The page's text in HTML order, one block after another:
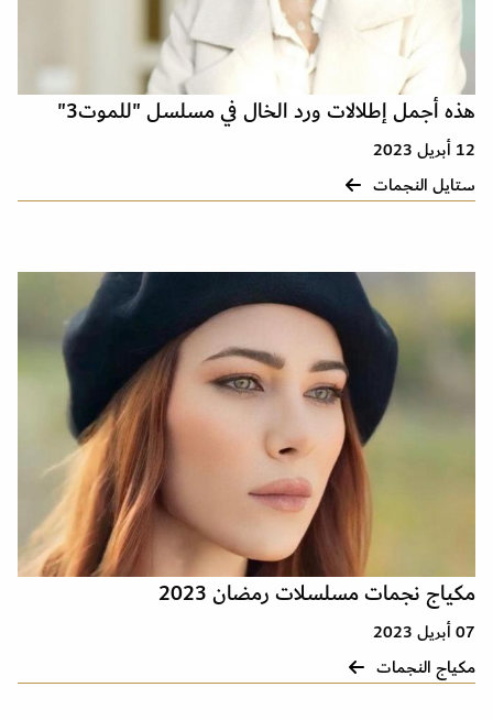
هذه أجمل إطلالات ورد الخال في مسلسل "للموت3"
12 أبريل 2023
ستايل النجمات
مكياج نجمات مسلسلات رمضان 2023
07 أبريل 2023
مكياج النجمات